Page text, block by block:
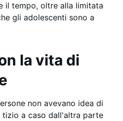
il tempo, oltre alla limitata
gli adolescenti sono a
la vita di
non avevano idea di
tizio a caso dall'altra parte